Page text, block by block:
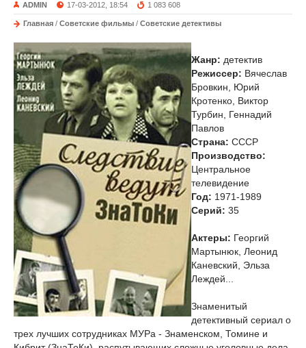
ADMIN 17-03-2012, 18:54 1 083 608
Главная / Советские фильмы / Советские детективы
Жанр: детектив
Режиссер: Вячеслав
Бровкин, Юрий
Кротенко, Виктор
Турбин, Геннадий
Павлов
Страна: СССР
Производство:
Центральное
телевидение
Год: 1971-1989
Cерий: 35
Актеры: Георгий
Мартынюк, Леонид
Каневский, Эльза
Леждей...
Знаменитый
детективный сериал о
трех лучших сотрудниках МУРа - Знаменском, Томине и